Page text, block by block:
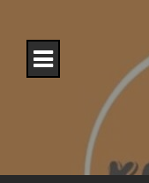
content